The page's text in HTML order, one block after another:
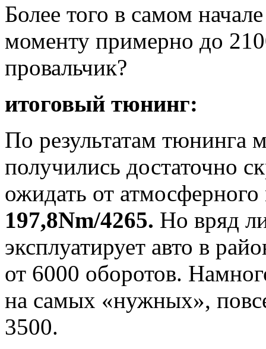
Более того в самом
моменту примерно до
провальчик?
итоговый тюнинг:
По результатам тюнинга
получились достаточно
ожидать от
197,8Nm/4265. Но вряд
эксплуатирует авто в
от 6000 оборотов.
на самых «нужных»,
3500.